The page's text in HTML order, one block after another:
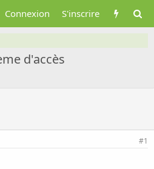
Connexion S'inscrire
d'accès
#1